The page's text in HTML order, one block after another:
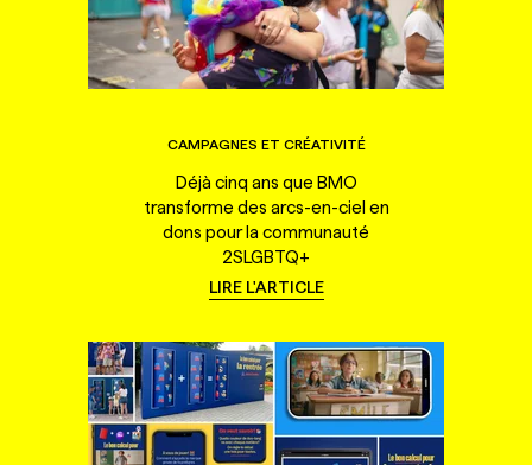
CAMPAGNES ET CRÉATIVITÉ
Déjà cinq ans que BMO
transforme des arcs-en-ciel en
dons pour la communauté
2SLGBTQ+
LIRE L'ARTICLE